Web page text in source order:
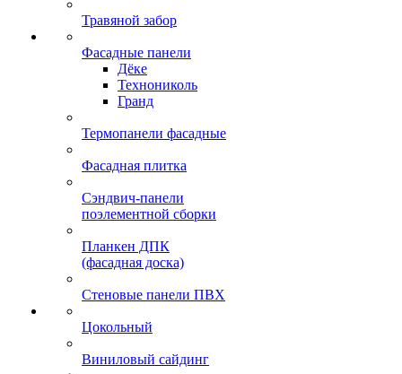
Травяной забор
Фасадные панели
Дёке
Технониколь
Гранд
Термопанели фасадные
Фасадная плитка
Сэндвич-панели
поэлементной сборки
Планкен ДПК
(фасадная доска)
Стеновые панели ПВХ
Цокольный
Виниловый сайдинг